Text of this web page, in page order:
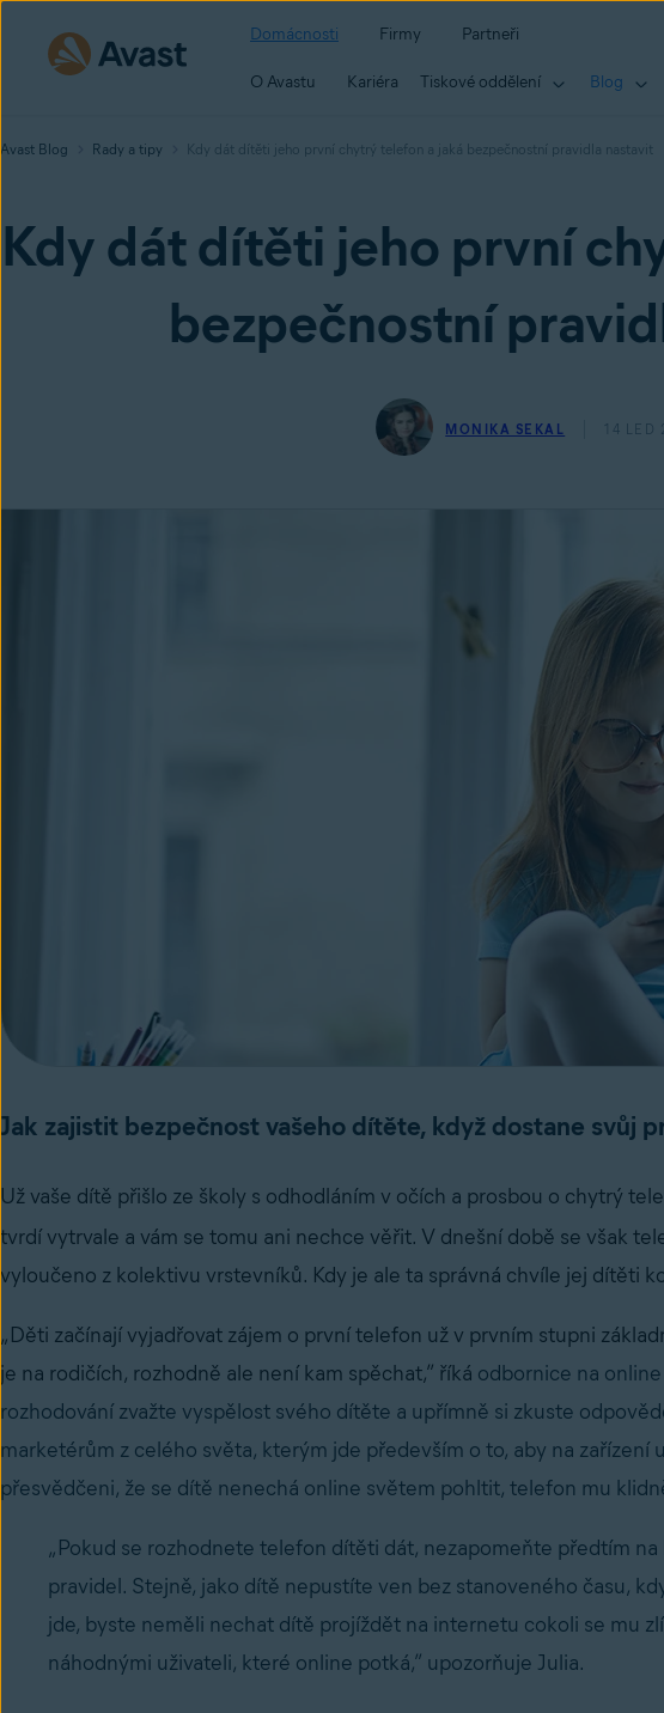
Domácnosti Firmy Partneři
O Avastu Kariéra Tiskové oddělení Blog
Avast Blog Rady a tipy Kdy dát dítěti jeho první chytrý telefon a jaká bezpečnostní pravidla nastavit
Kdy dát dítěti jeho první
bezpečnostní
MONIKA SEKAL 14 LED
Jak zajistit bezpečnost vašeho dítěte, když dostane svůj
Už vaše dítě přišlo ze školy s odhodláním v očích a prosbou o chytrý
tvrdí vytrvale a vám se tomu ani nechce věřit. V dnešní době se však
vyloučeno z kolektivu vrstevníků. Kdy je ale ta správná chvíle jej dítěti
„Děti začínají vyjadřovat zájem o první telefon už v prvním stupni
je na rodičích, rozhodně ale není kam spěchat,” říká odbornice na
rozhodování zvažte vyspělost svého dítěte a upřímně si zkuste
marketérům z celého světa, kterým jde především o to, aby na zařízení
přesvědčeni, že se dítě nenechá online světem pohltit, telefon mu
„Pokud se rozhodnete telefon dítěti dát, nezapomeňte předtím
pravidel. Stejně, jako dítě nepustíte ven bez stanoveného času,
jde, byste neměli nechat dítě projíždět na internetu cokoli se mu
náhodnými uživateli, které online potká,” upozorňuje Julia.